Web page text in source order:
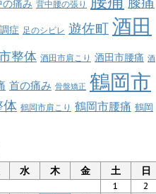
の痛み 背中腰の張り
症 足のシビレ 遊佐町 酒田
整体 酒田市肩こり 酒田市腰痛 酒
首の痛み 骨盤矯正 鶴岡市
鶴岡市肩こり 鶴岡市腰痛 鶴岡
水 木 金 土 日
1
2